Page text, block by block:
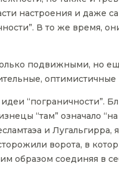
настроения и даже
В то же время,
подвижными, но
“пограничности”.
“там” означало
и
ворота, в
образом соединяя в